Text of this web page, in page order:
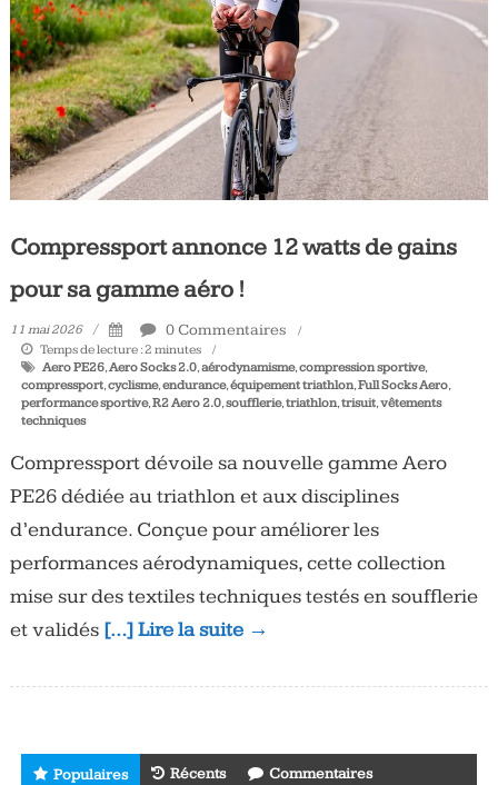
Tous
les
jours,
votre
actualité
vélo
et
triathlon
Compressport annonce 12 watts de gains
pour sa gamme aéro !
11 mai 2026 0 Commentaires
Temps de lecture :2 minutes
Aero PE26,Aero Socks 2.0,aérodynamisme,compression sportive,
compressport,cyclisme,endurance,équipement triathlon,Full Socks Aero,
performance sportive,R2 Aero 2.0,soufflerie,triathlon,trisuit,vêtements
techniques
Compressport dévoile sa nouvelle gamme Aero
PE26 dédiée au triathlon et aux disciplines
d’endurance. Conçue pour améliorer les
performances aérodynamiques, cette collection
mise sur des textiles techniques testés en soufflerie
et validés […] Lire la suite →
Populaires Récents Commentaires